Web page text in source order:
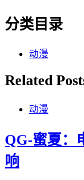
分类目录
动漫
Related
动漫
QG-蜜夏：
响